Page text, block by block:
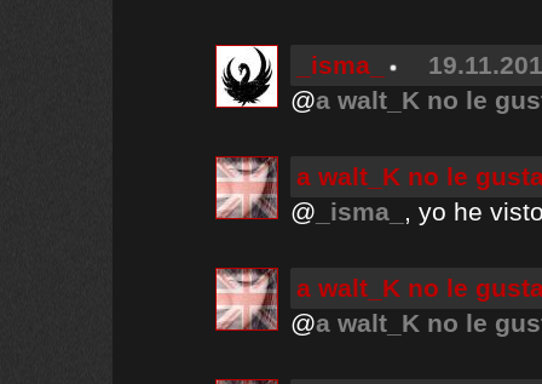
_isma_
@a walt_K no le
a walt_K no le
@ _isma_ , yo he
a walt_K no le
@a walt_K no le